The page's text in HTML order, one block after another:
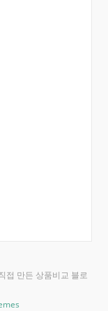
접 만든 상품비교 블로